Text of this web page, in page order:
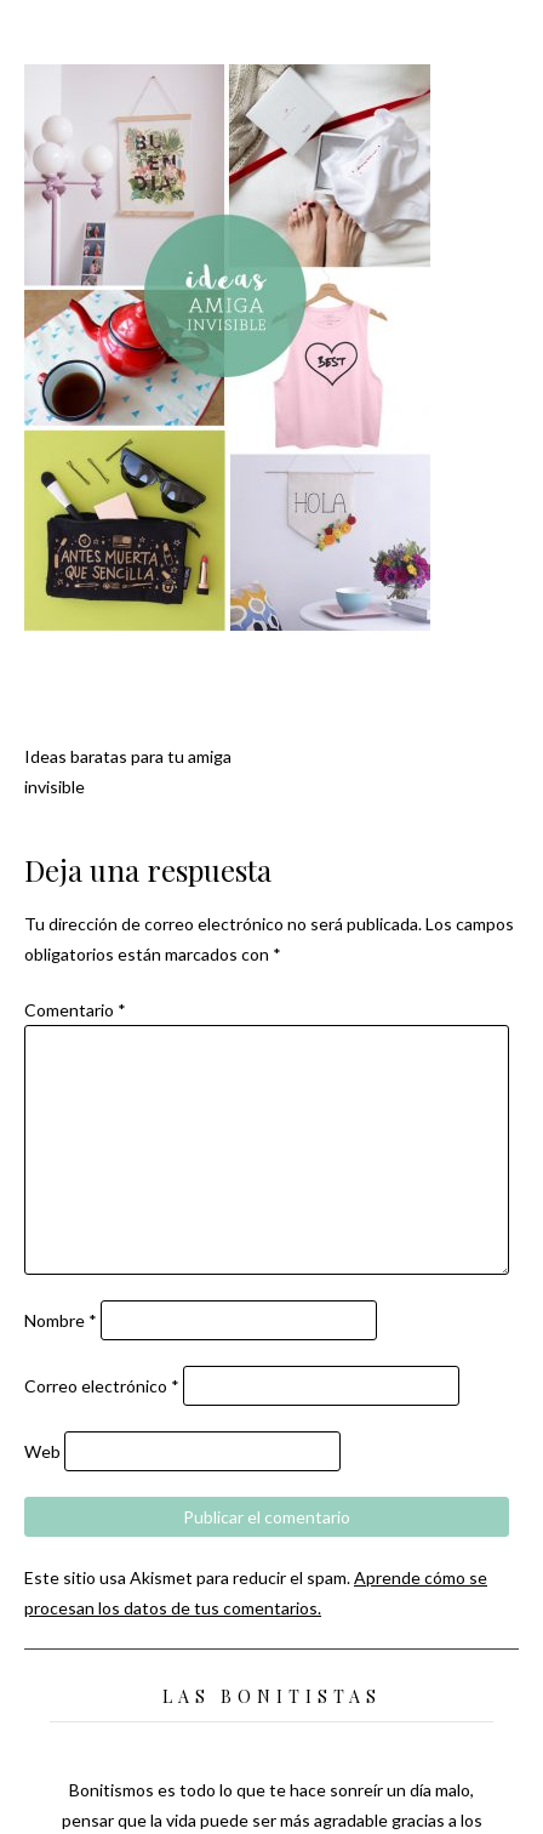
Navegación
Ideas baratas para tu amiga
invisible
Deja una respuesta
Tu dirección de correo electrónico no será publicada.Los campos
obligatorios están marcados con *
Comentario *
Nombre *
Correo electrónico *
Web
Este sitio usa Akismet para reducir el spam.Aprende cómo se
procesan los datos de tus comentarios.
LAS BONITISTAS
Bonitismos es todo lo que te hace sonreír un día malo,
pensar que la vida puede ser más agradable gracias a los